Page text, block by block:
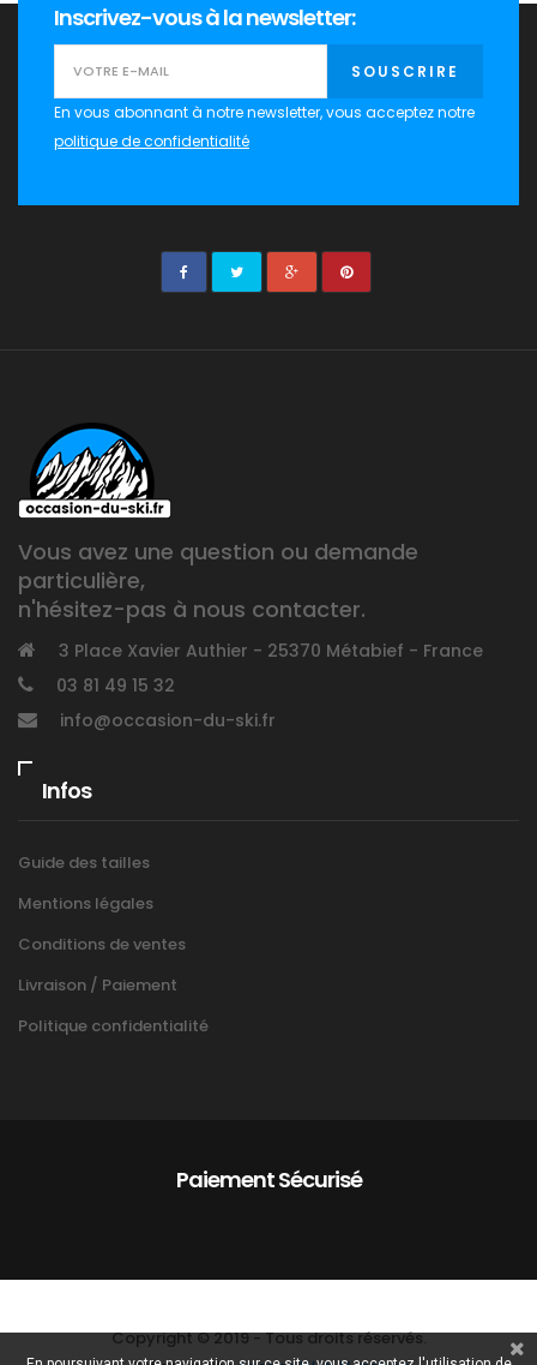
Inscrivez-vous à la newsletter:
SOUSCRIRE
En vous abonnant à notre newsletter, vous acceptez notre
politique de confidentialité
Vous avez une question ou demande
particulière,
n'hésitez-pas à nous contacter.
3 Place Xavier Authier - 25370 Métabief - France
03 81 49 15 32
info@occasion-du-ski.fr
Infos
Guide des tailles
Mentions légales
Conditions de ventes
Livraison / Paiement
Politique confidentialité
Paiement Sécurisé
Copyright © 2019 - Tous droits réservés.